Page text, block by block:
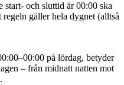
start- och sluttid är 00:00 ska
gäller hela dygnet (alltså
på lördag, betyder
– från midnatt natten mot